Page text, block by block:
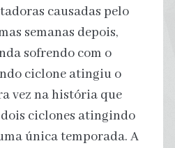
causadas pelo
semanas depois,
sofrendo com o
ciclone atingiu o
vez na história que
ciclones atingindo
única temporada. A